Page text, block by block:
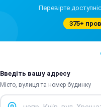
Перевірте
375+
Введіть вашу адресу
Місто, вулиця та номер будинку